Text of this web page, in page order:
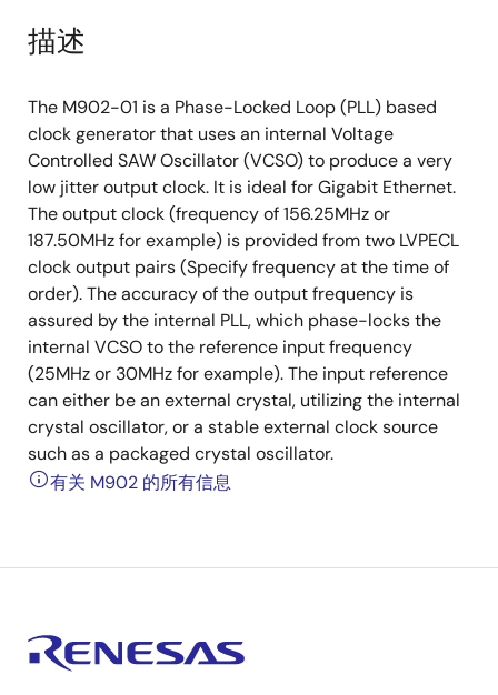
描述
The M902-01 is a Phase-Locked Loop (PLL) based
clock generator that uses an internal Voltage
Controlled SAW Oscillator (VCSO) to produce a very
low jitter output clock. It is ideal for Gigabit Ethernet.
The output clock (frequency of 156.25MHz or
187.50MHz for example) is provided from two LVPECL
clock output pairs (Specify frequency at the time of
order). The accuracy of the output frequency is
assured by the internal PLL, which phase-locks the
internal VCSO to the reference input frequency
(25MHz or 30MHz for example). The input reference
can either be an external crystal, utilizing the internal
crystal oscillator, or a stable external clock source
such as a packaged crystal oscillator.
有关 M902 的所有信息